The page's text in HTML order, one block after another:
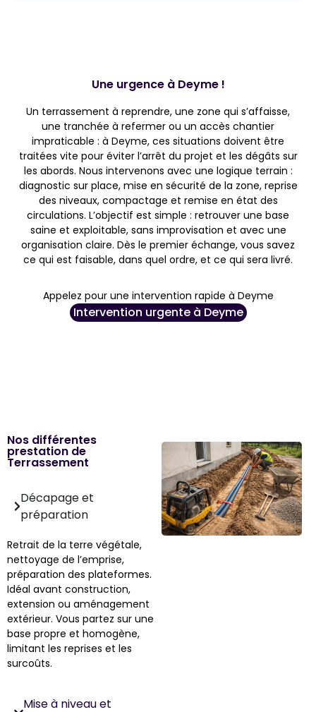
Une urgence à Deyme !
Un terrassement à reprendre, une zone qui s’affaisse,
une tranchée à refermer ou un accès chantier
impraticable : à Deyme, ces situations doivent être
traitées vite pour éviter l’arrêt du projet et les dégâts sur
les abords. Nous intervenons avec une logique terrain :
diagnostic sur place, mise en sécurité de la zone, reprise
des niveaux, compactage et remise en état des
circulations. L’objectif est simple : retrouver une base
saine et exploitable, sans improvisation et avec une
organisation claire. Dès le premier échange, vous savez
ce qui est faisable, dans quel ordre, et ce qui sera livré.
Appelez pour une intervention rapide à Deyme
Intervention urgente à Deyme
Nos différentes
prestation de
Terrassement
Décapage et
préparation
Retrait de la terre végétale,
nettoyage de l’emprise,
préparation des plateformes.
Idéal avant construction,
extension ou aménagement
extérieur. Vous partez sur une
base propre et homogène,
limitant les reprises et les
surcoûts.
Mise à niveau et